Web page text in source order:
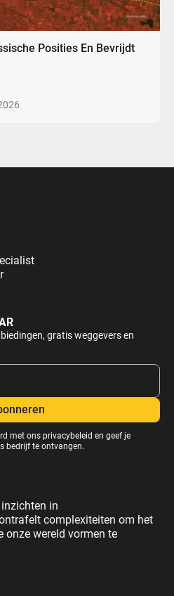
Posities En Bevrijdt
gratis weggevers en
met ons privacybeleid en geef je
bedrijf te ontvangen.
inzichten in
complexiteiten om het
onze wereld vormen te